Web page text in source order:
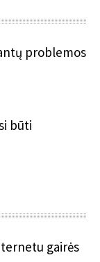
problemos
būti
gairės